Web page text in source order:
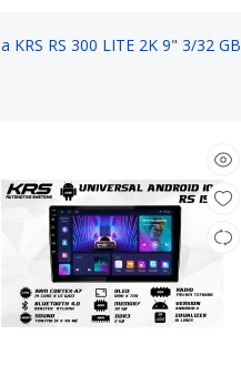
RS 300 LITE 2K 9" 3/32 GB